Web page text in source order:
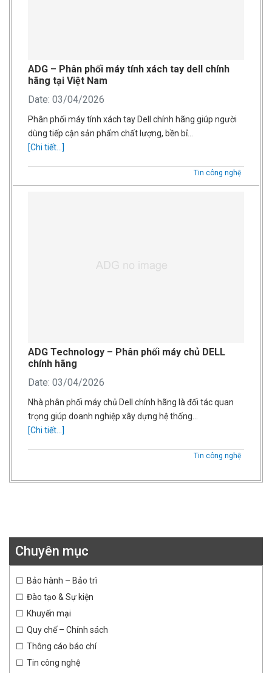
ADG – Phân phối máy tính xách tay dell chính
hãng tại Việt Nam
Date: 03/04/2026
Phân phối máy tính xách tay Dell chính hãng giúp người
dùng tiếp cận sản phẩm chất lượng, bền bỉ…
[Chi tiết...]
Tin công nghệ
ADG Technology – Phân phối máy chủ DELL
chính hãng
Date: 03/04/2026
Nhà phân phối máy chủ Dell chính hãng là đối tác quan
trọng giúp doanh nghiệp xây dựng hệ thống…
[Chi tiết...]
Tin công nghệ
Chuyên mục
Bảo hành – Bảo trì
Đào tạo & Sự kiện
Khuyến mại
Quy chế – Chính sách
Thông cáo báo chí
Tin công nghệ